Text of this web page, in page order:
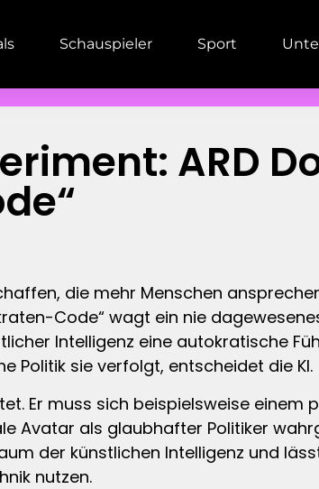
Schauspieler Sport
ARD
die mehr Menschen
Code“ wagt ein nie
Intelligenz eine autokratische
Politik sie verfolgt, entscheidet die KI.
Er muss sich beispielsweise einem
Avatar als glaubhafter Politiker
der künstlichen Intelligenz und
nutzen.